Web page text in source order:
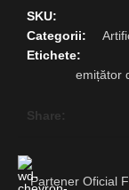
SKU:
Categorii:
Etichete:
emițător
Share:
Partener Oficial